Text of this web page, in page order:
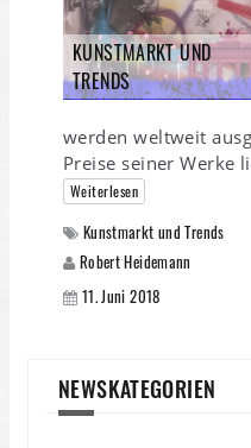
KUNSTMARKT UND
TRENDS
werden weltweit
Preise seiner Werke
Weiterlesen
Kunstmarkt und Trends
Robert Heidemann
11. Juni 2018
NEWSKATEGORIEN